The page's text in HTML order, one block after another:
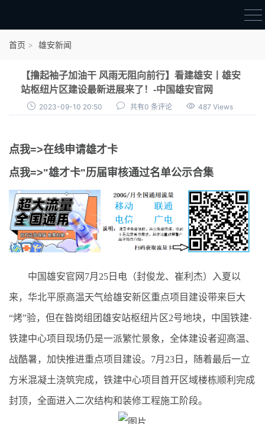
点我申领雄才卡
审核通过公示
首页 雄安新闻
【撸起袖子加油干 风雨无阻向前行】看建雄安丨雄安
站枢纽片区建设最新进展来了！-中国雄安官网
2023-09-10 20:50 共有0 条评论 487 Views
点我=>在线申请雄才卡
点我=>"雄才卡"历届审核通过名单公示合集
中国雄安官网7月25日电（封俊龙、崔利杰）入夏以
来，华北平原高温天气给雄安新区重点项目建设带来巨大
“烤”验，但在昝岗组团雄安站枢纽片区2号地块，中国铁建·
铁建中心项目现场仍是一派繁忙景象，全体建设者迎高温、
战酷暑，加快推进重点项目建设。7月23日，随着最后一立
方米混凝土浇筑完成，铁建中心项目首开区域楼栋顺利完成
封顶，全面进入二次结构和装修工程施工阶段。